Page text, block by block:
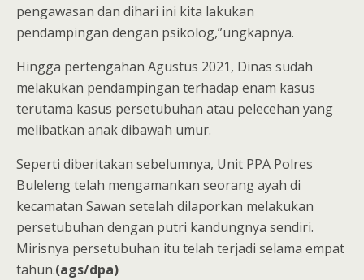
pengawasan dan dihari ini kita lakukan
pendampingan dengan psikolog,”ungkapnya.
Hingga pertengahan Agustus 2021, Dinas sudah
melakukan pendampingan terhadap enam kasus
terutama kasus persetubuhan atau pelecehan yang
melibatkan anak dibawah umur.
Seperti diberitakan sebelumnya, Unit PPA Polres
Buleleng telah mengamankan seorang ayah di
kecamatan Sawan setelah dilaporkan melakukan
persetubuhan dengan putri kandungnya sendiri.
Mirisnya persetubuhan itu telah terjadi selama empat
tahun.(ags/dpa)